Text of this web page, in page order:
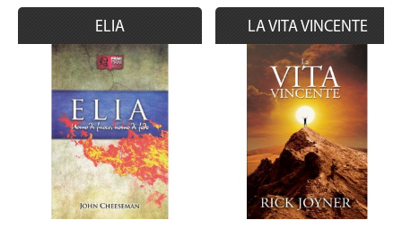
ELIA LA VITA VINCENTE